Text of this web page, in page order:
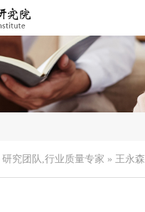
研究团队,行业质量专家 » 王永森